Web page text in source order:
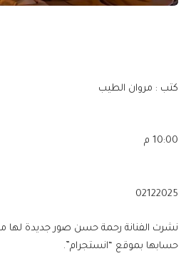
كتب : مروان الطيب
10:00 م
02122025
نشرت الفنانة رحمة حسن صور جديدة لها
حسابها بموقع “انستجرام”.